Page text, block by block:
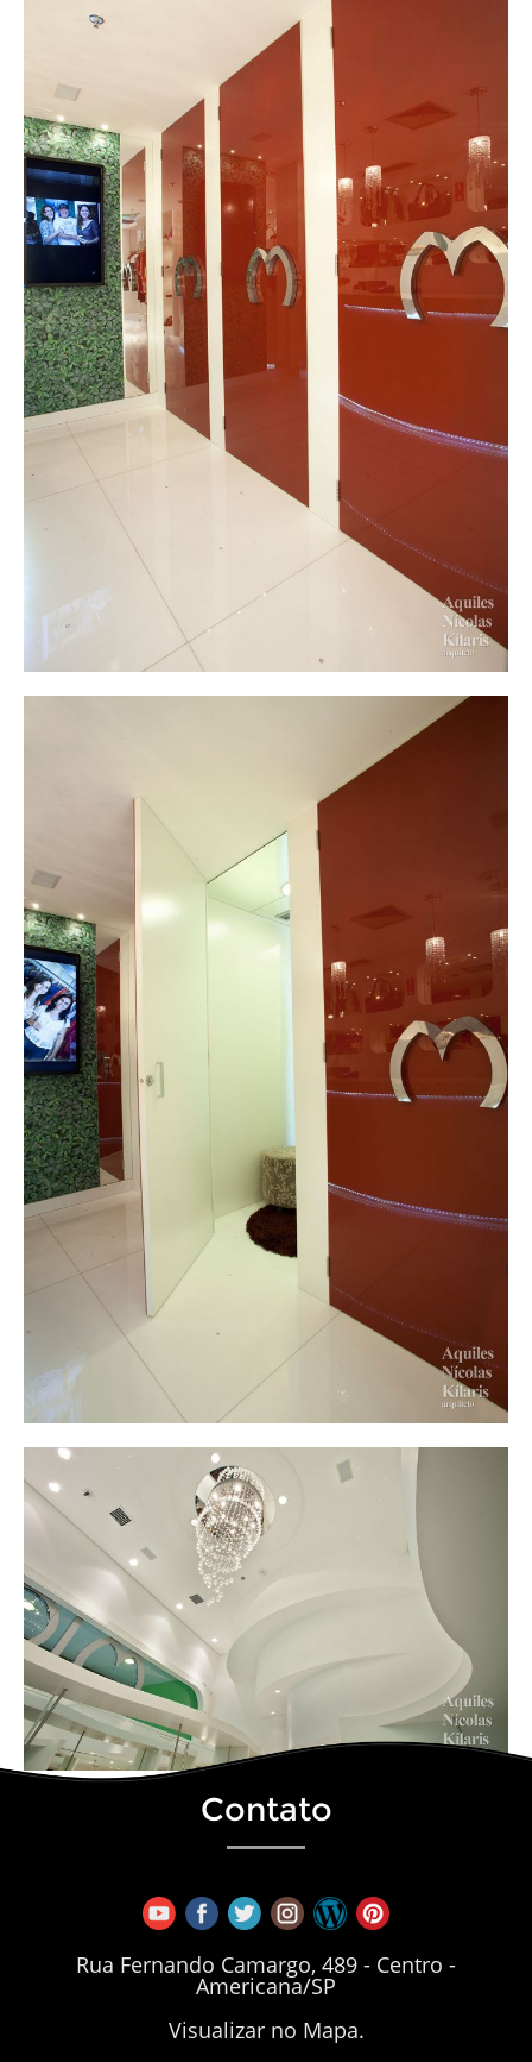
Contato
Rua Fernando Camargo, 489 - Centro -
Americana/SP
Visualizar no Mapa.